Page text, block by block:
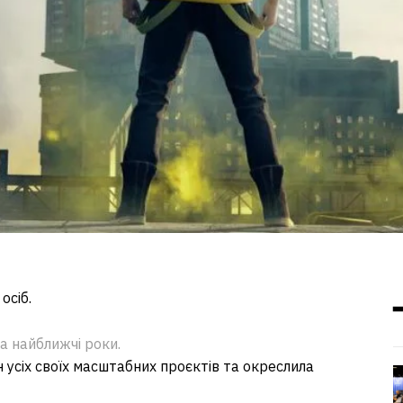
найближчі роки.
своїх масштабних проєктів та окреслила